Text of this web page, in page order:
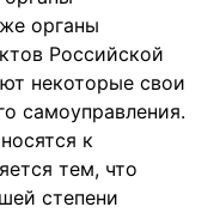
органы
Российской
некоторые свои
самоуправления.
к
тем, что
степени